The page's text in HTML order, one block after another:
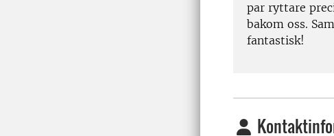
par ryttare
bakom oss.
fantastisk!